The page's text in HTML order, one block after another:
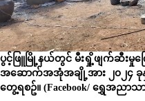
ပွင့်ဖြူမြို့နယ်တွင် မီးရှို့ဖျက်ဆီးမှုက
အဆောက်အအုံအချို့အား ၂၀၂၄ ခု
တွေ့ရစဥ်။ (Facebook/ ရွှေအညာသ